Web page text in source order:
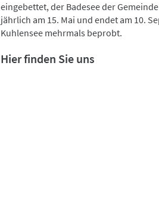
eingebettet, der Badesee der
jährlich am 15. Mai und endet am 10.
Kuhlensee mehrmals beprobt.
Hier finden Sie uns